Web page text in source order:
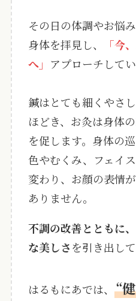
その日の体調やお悩
身体を拝見し、
「今
へ」 アプローチしてい
鍼はとても細くやさ
ほどき、お灸は身体
を促します。身体の
色やむくみ、フェイ
変わり、お顔の表情
ありません。
不調の改善とともに
な美しさを引き出して
はるもにあでは、 “